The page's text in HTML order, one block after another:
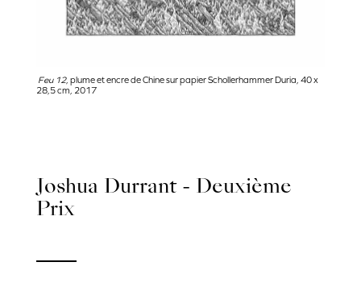
Feu 12, plume et encre de Chine sur papier Schollerhammer Duria, 40 x
28,5 cm, 2017
Joshua Durrant - Deuxième
Prix